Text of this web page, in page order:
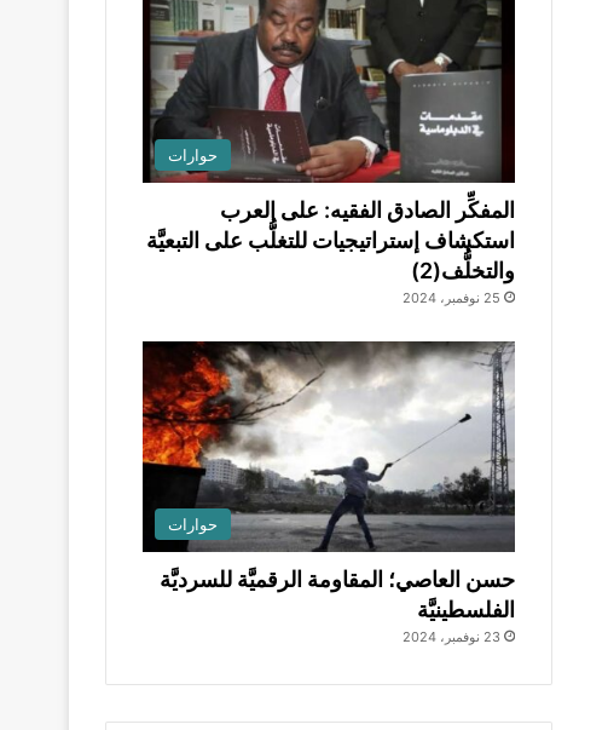
حوارات
المفكِّر الصادق الفقيه: على العرب
استكشاف إستراتيجيات للتغلُّب على التبعيَّة
والتخلُّف(2)
25 نوفمبر، 2024
حوارات
حسن العاصي؛ المقاومة الرقميَّة للسرديَّة
الفلسطينيَّة
23 نوفمبر، 2024